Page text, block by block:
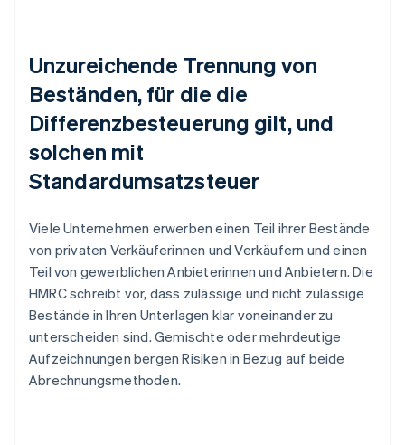
Unzureichende Trennung von
Beständen, für die die
Differenzbesteuerung gilt, und
solchen mit
Standardumsatzsteuer
Viele Unternehmen erwerben einen Teil ihrer Bestände
von privaten Verkäuferinnen und Verkäufern und einen
Teil von gewerblichen Anbieterinnen und Anbietern. Die
HMRC schreibt vor, dass zulässige und nicht zulässige
Bestände in Ihren Unterlagen klar voneinander zu
unterscheiden sind. Gemischte oder mehrdeutige
Aufzeichnungen bergen Risiken in Bezug auf beide
Abrechnungsmethoden.